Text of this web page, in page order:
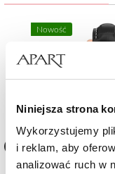
Niniejsza strona
Wykorzystujemy
i reklam, aby
analizować ruch w
Nowość
Zegarek męski